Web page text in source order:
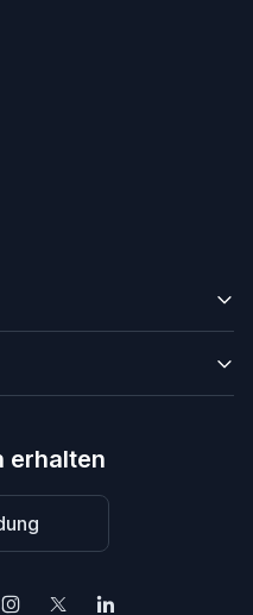
erhalten